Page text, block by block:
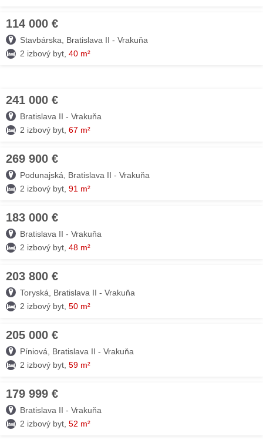
114 000 €
Stavbárska, Bratislava II - Vrakuňa
2 izbový byt, 40 m²
241 000 €
Bratislava II - Vrakuňa
2 izbový byt, 67 m²
269 900 €
Podunajská, Bratislava II - Vrakuňa
2 izbový byt, 91 m²
183 000 €
Bratislava II - Vrakuňa
2 izbový byt, 48 m²
203 800 €
Toryská, Bratislava II - Vrakuňa
2 izbový byt, 50 m²
205 000 €
Píniová, Bratislava II - Vrakuňa
2 izbový byt, 59 m²
179 999 €
Bratislava II - Vrakuňa
2 izbový byt, 52 m²